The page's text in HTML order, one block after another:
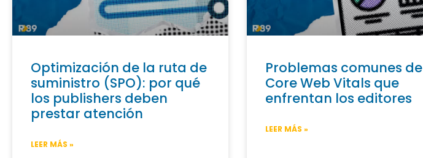
Optimización de la ruta de
suministro (SPO): por qué
los publishers deben
prestar atención
LEER MÁS »
Problemas comunes de
Core Web Vitals que
enfrentan los editores
LEER MÁS »